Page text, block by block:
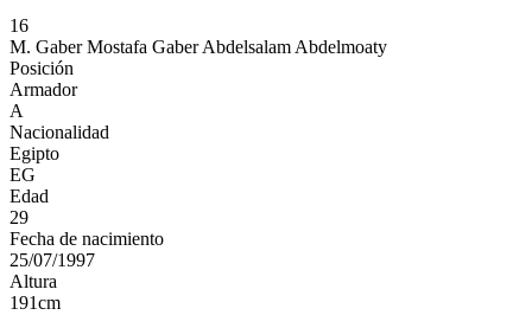
16
M. Gaber Mostafa Gaber Abdelsalam Abdelmoaty
Posición
Armador
A
Nacionalidad
Egipto
EG
Edad
29
Fecha de nacimiento
25/07/1997
Altura
191cm